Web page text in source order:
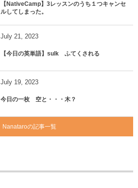
【NativeCamp】3レッスンのうち１つキャンセ
ルしてしまった。
July 21, 2023
【今日の英単語】sulk ふてくされる
July 19, 2023
今日の一枚 空と・・・木？
Nanataroの記事一覧